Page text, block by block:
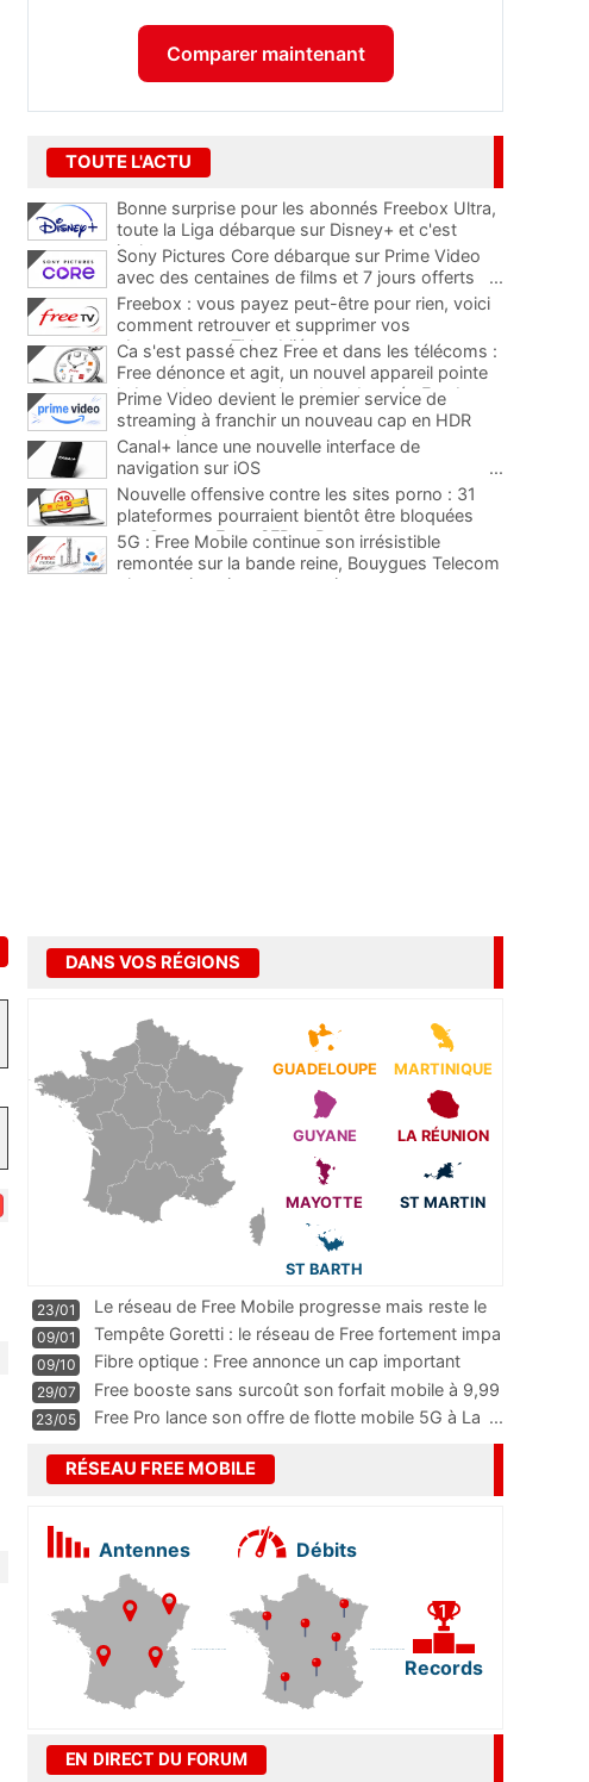
Comparer maintenant
TOUTE L'ACTU
Bonne surprise pour les abonnés Freebox Ultra,
toute la Liga débarque sur Disney+ et c'est
inclus
Sony Pictures Core débarque sur Prime Video
avec des centaines de films et 7 jours offerts
...
Freebox : vous payez peut-être pour rien, voici
comment retrouver et supprimer vos
abonnements TV oubliés
...
Ca s'est passé chez Free et dans les télécoms :
Free dénonce et agit, un nouvel appareil pointe
le bout de son nez chez des abonnés Freebox...
Prime Video devient le premier service de
streaming à franchir un nouveau cap en HDR
avec ce lancement
Canal+ lance une nouvelle interface de
navigation sur iOS
...
Nouvelle offensive contre les sites porno : 31
plateformes pourraient bientôt être bloquées
par Orange, Free, SFR et Bouygues
5G : Free Mobile continue son irrésistible
remontée sur la bande reine, Bouygues Telecom
plus que jamais sous pression
DANS VOS RÉGIONS
GUADELOUPE MARTINIQUE
GUYANE LA RÉUNION
MAYOTTE ST MARTIN
ST BARTH
23/01
Le réseau de Free Mobile progresse mais reste le
m
...
09/01
Tempête Goretti : le réseau de Free fortement impa
09/10
Fibre optique : Free annonce un cap important
pass
...
29/07
Free booste sans surcoût son forfait mobile à 9,99
23/05 Free Pro lance son offre de flotte mobile 5G à La ...
RÉSEAU FREE MOBILE
Antennes Débits
Records
EN DIRECT DU FORUM